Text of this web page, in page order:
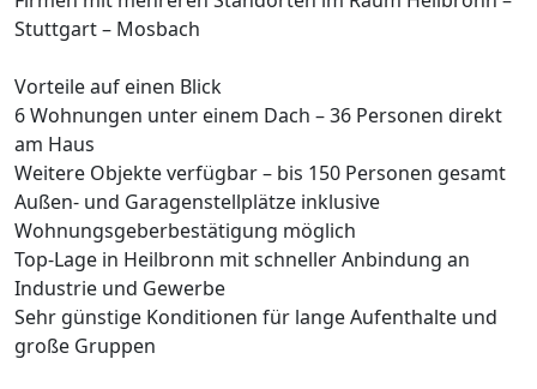
Stuttgart – Mosbach
Vorteile auf einen Blick
6 Wohnungen unter einem Dach – 36 Personen direkt
am Haus
Weitere Objekte verfügbar – bis 150 Personen gesamt
Außen- und Garagenstellplätze inklusive
Wohnungsgeberbestätigung möglich
Top-Lage in Heilbronn mit schneller Anbindung an
Industrie und Gewerbe
Sehr günstige Konditionen für lange Aufenthalte und
große Gruppen